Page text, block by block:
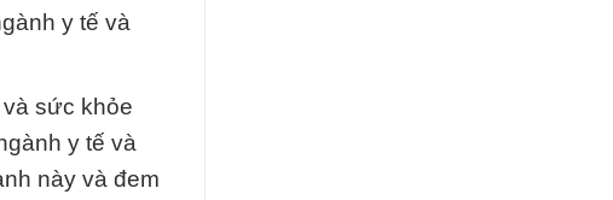
y tế và
sức khỏe
y tế và
này và đem